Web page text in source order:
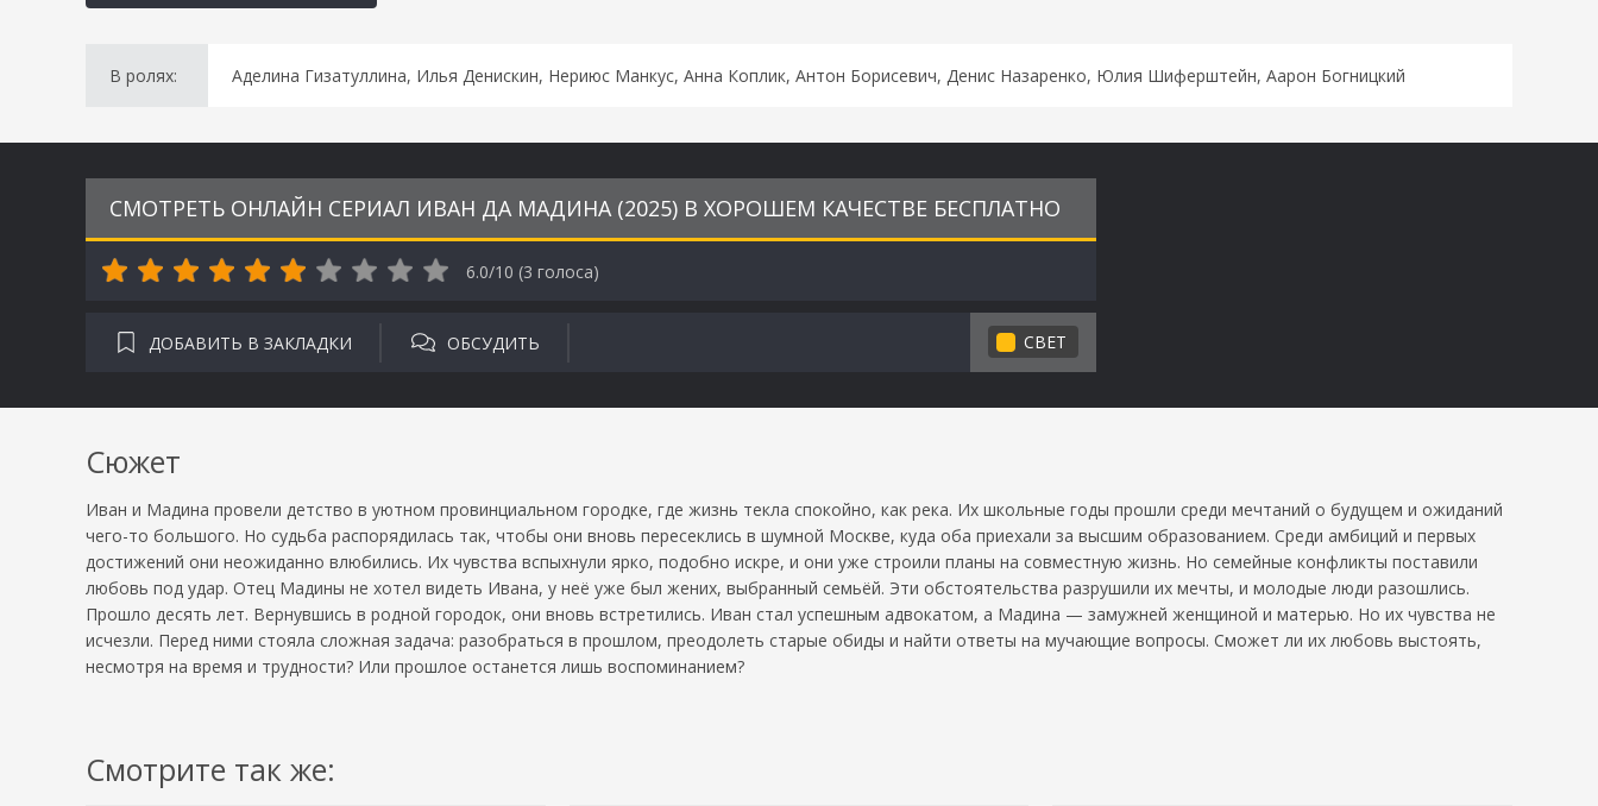
В ролях: Аделина Гизатуллина, Илья Денискин, Нериюс Манкус, Анна Коплик, Антон Борисевич, Денис Назаренко, Юлия Шиферштейн, Аарон Богницкий
СМОТРЕТЬ ОНЛАЙН СЕРИАЛ ИВАН ДА МАДИНА (2025) В ХОРОШЕМ КАЧЕСТВЕ БЕСПЛАТНО
6.0/10 (3 голоса)
ДОБАВИТЬ В ЗАКЛАДКИ ОБСУДИТЬ СВЕТ
Сюжет
Иван и Мадина провели детство в уютном провинциальном городке, где жизнь текла спокойно, как река. Их школьные годы прошли среди мечтаний о будущем и ожиданий
чего-то большого. Но судьба распорядилась так, чтобы они вновь пересеклись в шумной Москве, куда оба приехали за высшим образованием. Среди амбиций и первых
достижений они неожиданно влюбились. Их чувства вспыхнули ярко, подобно искре, и они уже строили планы на совместную жизнь. Но семейные конфликты поставили
любовь под удар. Отец Мадины не хотел видеть Ивана, у неё уже был жених, выбранный семьёй. Эти обстоятельства разрушили их мечты, и молодые люди разошлись.
Прошло десять лет. Вернувшись в родной городок, они вновь встретились. Иван стал успешным адвокатом, а Мадина — замужней женщиной и матерью. Но их чувства не
исчезли. Перед ними стояла сложная задача: разобраться в прошлом, преодолеть старые обиды и найти ответы на мучающие вопросы. Сможет ли их любовь выстоять,
несмотря на время и трудности? Или прошлое останется лишь воспоминанием?
Смотрите так же: